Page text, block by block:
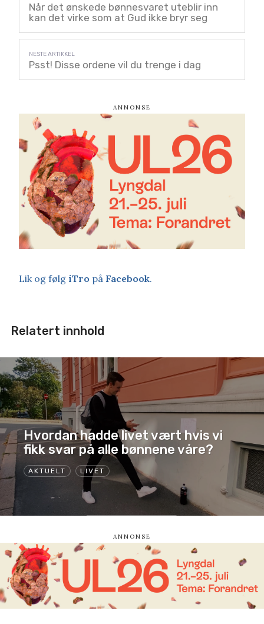
Når det ønskede bønnesvaret uteblir inn
kan det virke som at Gud ikke bryr seg
Psst! Disse ordene vil du trenge i dag
Lik og følg iTro på Facebook.
Relatert innhold
AKTUELT LIVET
Hvordan hadde livet vært hvis vi
fikk svar på alle bønnene våre?